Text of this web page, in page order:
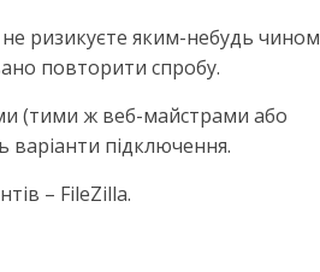
ризикуєте яким-небудь чином
повторити спробу.
(тими ж веб-майстрами або
варіанти підключення.
– FileZilla.